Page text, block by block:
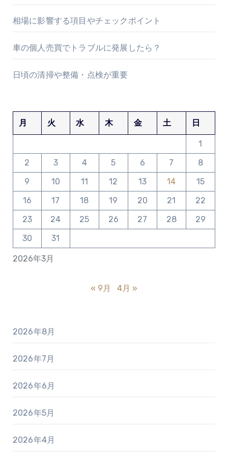
相場に影響する項目やチェックポイント
車の個人売買でトラブルに発展したら？
日頃の清掃や整備・点検が重要
2026年3月
月 火 水 木 金 土 日
1
2
3 4 5 6 7
8
9
10 11 12 13 14
15
16
17 18 19 20 21
22
23
24 25 26 27 28
29
30
31
« 9月 4月 »
2026年8月
2026年7月
2026年6月
2026年5月
2026年4月